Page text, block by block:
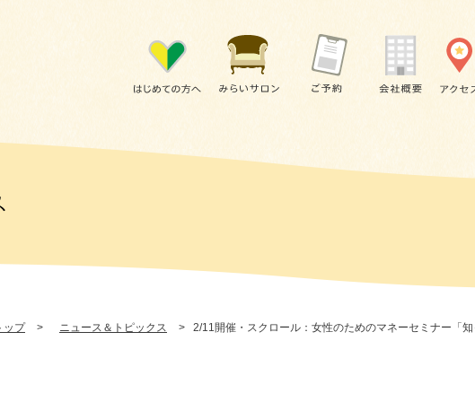
ップ > ニュース＆トピックス > 2/11開催・スクロール：女性のためのマネーセミナー「